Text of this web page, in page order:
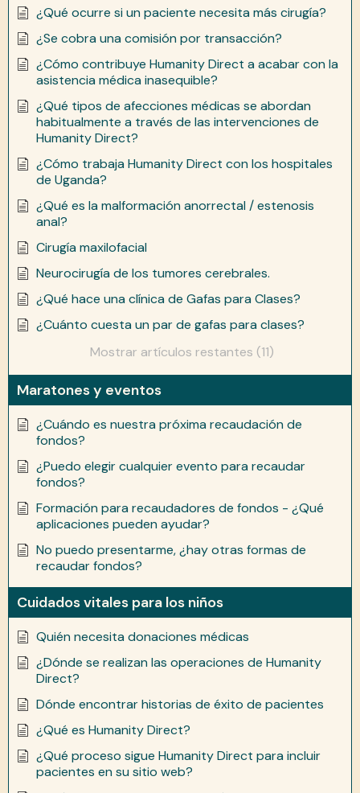
¿Qué ocurre si un paciente necesita más cirugía?
¿Se cobra una comisión por transacción?
¿Cómo contribuye Humanity Direct a acabar con la
asistencia médica inasequible?
¿Qué tipos de afecciones médicas se abordan
habitualmente a través de las intervenciones de
Humanity Direct?
¿Cómo trabaja Humanity Direct con los hospitales
de Uganda?
¿Qué es la malformación anorrectal / estenosis
anal?
Cirugía maxilofacial
Neurocirugía de los tumores cerebrales.
¿Qué hace una clínica de Gafas para Clases?
¿Cuánto cuesta un par de gafas para clases?
Mostrar artículos restantes (11)
Maratones y eventos
¿Cuándo es nuestra próxima recaudación de
fondos?
¿Puedo elegir cualquier evento para recaudar
fondos?
Formación para recaudadores de fondos - ¿Qué
aplicaciones pueden ayudar?
No puedo presentarme, ¿hay otras formas de
recaudar fondos?
Cuidados vitales para los niños
Quién necesita donaciones médicas
¿Dónde se realizan las operaciones de Humanity
Direct?
Dónde encontrar historias de éxito de pacientes
¿Qué es Humanity Direct?
¿Qué proceso sigue Humanity Direct para incluir
pacientes en su sitio web?